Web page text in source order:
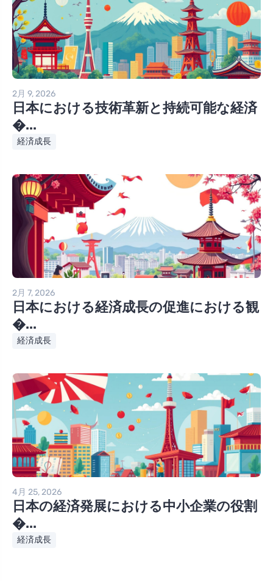
2月 9, 2026
日本における技術革新と持続可能な経済
�...
経済成長
2月 7, 2026
日本における経済成長の促進における観
�...
経済成長
4月 25, 2026
日本の経済発展における中小企業の役割
�...
経済成長